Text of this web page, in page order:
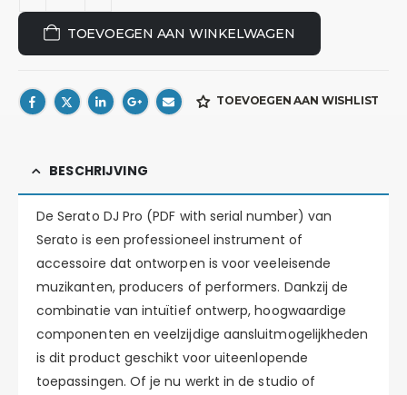
TOEVOEGEN AAN WINKELWAGEN
TOEVOEGEN AAN WISHLIST
BESCHRIJVING
De Serato DJ Pro (PDF with serial number) van
Serato is een professioneel instrument of
accessoire dat ontworpen is voor veeleisende
muzikanten, producers of performers. Dankzij de
combinatie van intuïtief ontwerp, hoogwaardige
componenten en veelzijdige aansluitmogelijkheden
is dit product geschikt voor uiteenlopende
toepassingen. Of je nu werkt in de studio of